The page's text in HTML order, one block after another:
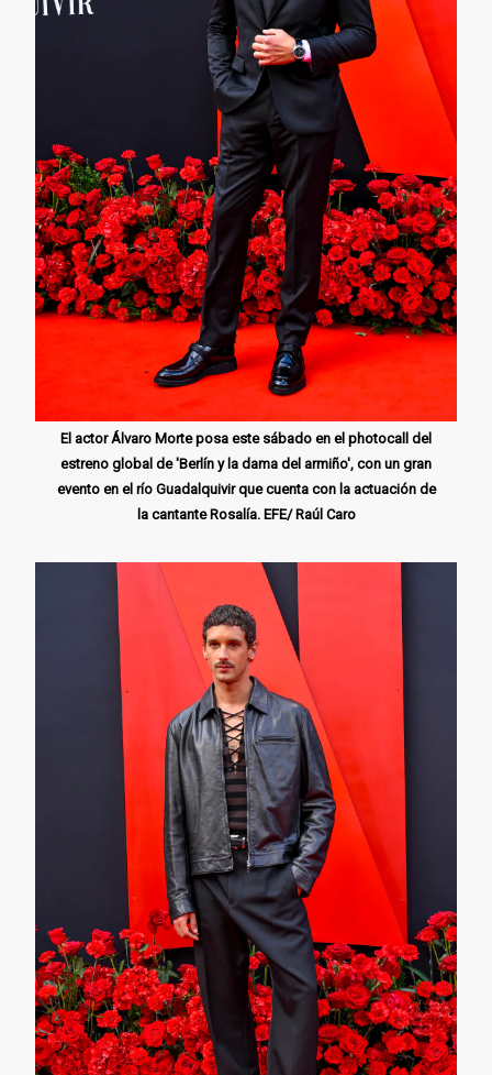
El actor Álvaro Morte posa este sábado en el photocall del
estreno global de 'Berlín y la dama del armiño', con un gran
evento en el río Guadalquivir que cuenta con la actuación de
la cantante Rosalía. EFE/ Raúl Caro